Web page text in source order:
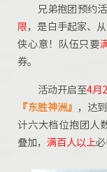
兄弟抱团预约活
限，是白手起家、
侠心意！队伍只要
券。
活动开启至4月
『东胜神洲』 ，达
计六大档位抱团人
叠加，满百人以上